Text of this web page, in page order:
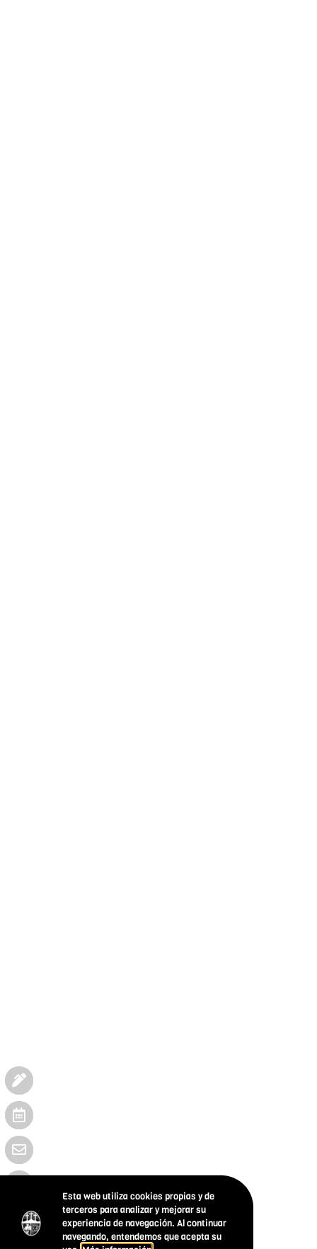
Esta web utiliza cookies propias y de
terceros para analizar y mejorar su
experiencia de navegación. Al continuar
navegando, entendemos que acepta su